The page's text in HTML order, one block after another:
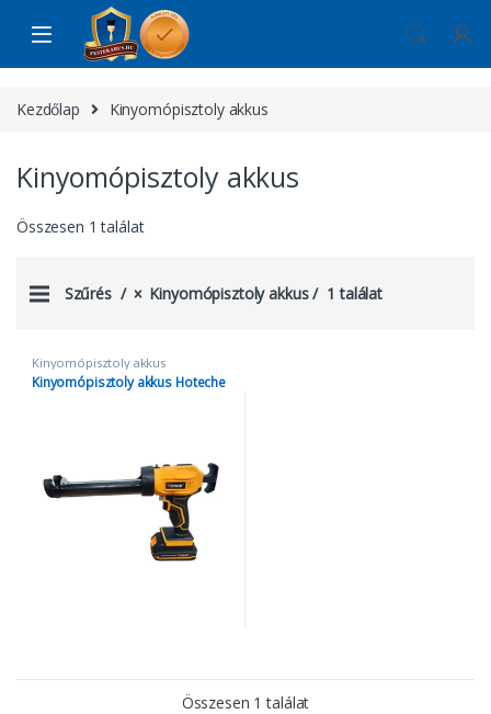
Skip to navigation
Skip to content
Kezdőlap Kinyomópisztoly akkus
Kinyomópisztoly akkus
Összesen 1 találat
Szűrés Kinyomópisztoly akkus 1 találat
Kinyomópisztoly akkus
Kinyomópisztoly akkus Hoteche
Összesen 1 találat